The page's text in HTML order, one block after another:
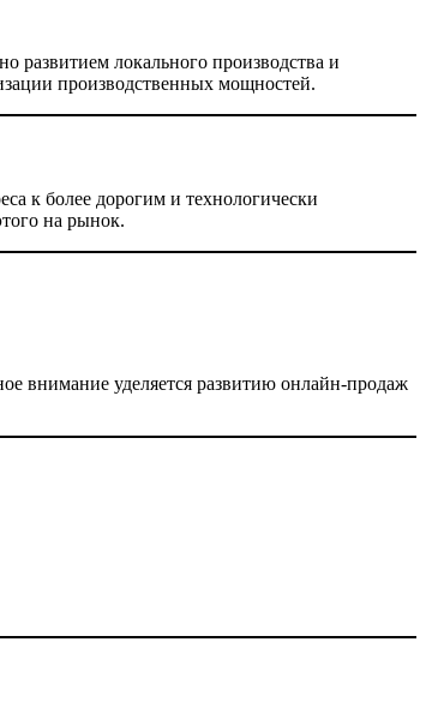
развитием локального производства и
производственных мощностей.
к более дорогим и технологически
на рынок.
внимание уделяется развитию онлайн-продаж